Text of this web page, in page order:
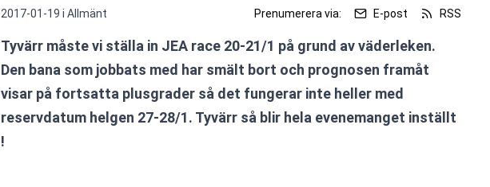
2017-01-19 i Allmänt Prenumerera via: E-post RSS
Tyvärr måste vi ställa in JEA race 20-21/1 på grund av väderleken.
Den bana som jobbats med har smält bort och prognosen framåt
visar på fortsatta plusgrader så det fungerar inte heller med
reservdatum helgen 27-28/1. Tyvärr så blir hela evenemanget inställt
!